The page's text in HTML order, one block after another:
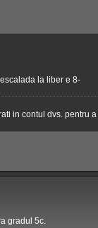
la liber e 8-
in contul dvs. pentru
gradul 5c.